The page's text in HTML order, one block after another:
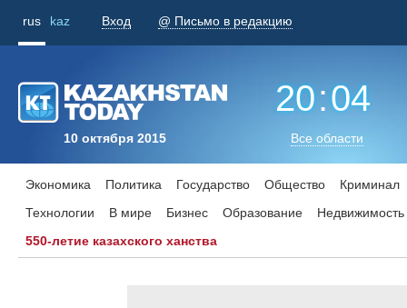
rus kaz Вход @ Письмо в редакцию
10 октября 2015
20:04
Все области
Экономика Политика Государство Общество
Криминал
Технологии
В мире Бизнес Образование
Недвижимость
550-летие казахского ханства